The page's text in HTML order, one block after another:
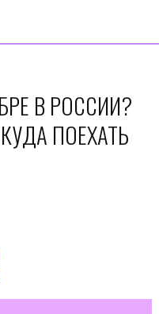
В РОССИИ?
ПОЕХАТЬ